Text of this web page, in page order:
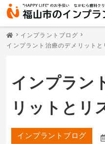
インプラントブログ
インプラント治療のデメリット
インプラン
リットとリ
インプラントブログ